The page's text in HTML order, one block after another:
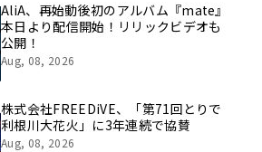
AliA、再始動後初のアルバム『mate』
本日より配信開始！リリックビデオも
公開！
Aug, 08, 2026
株式会社FREEDiVE、「第71回とりで
利根川大花火」に3年連続で協賛
Aug, 08, 2026